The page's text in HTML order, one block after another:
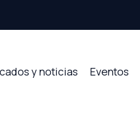
y noticias Eventos